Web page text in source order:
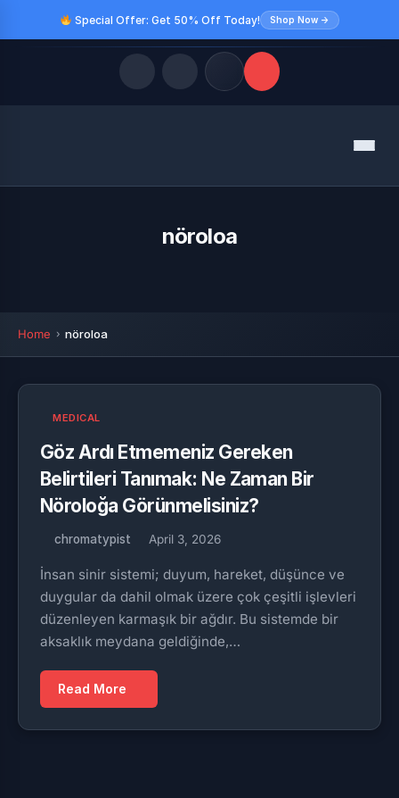
Special Offer: Get 50% Off Today! Shop Now →
Menu
nöroloa
Home nöroloa
MEDICAL
Göz Ardı Etmemeniz Gereken
Belirtileri Tanımak: Ne Zaman Bir
Nöroloğa Görünmelisiniz?
chromatypist April 3, 2026
İnsan sinir sistemi; duyum, hareket, düşünce ve
duygular da dahil olmak üzere çok çeşitli işlevleri
düzenleyen karmaşık bir ağdır. Bu sistemde bir
aksaklık meydana geldiğinde,…
Read More